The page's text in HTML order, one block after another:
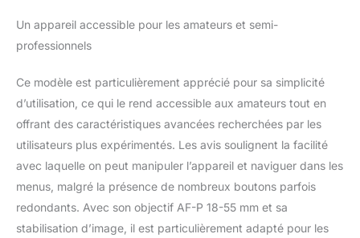
Un appareil accessible pour les amateurs et semi-
professionnels
Ce modèle est particulièrement apprécié pour sa simplicité
d’utilisation, ce qui le rend accessible aux amateurs tout en
offrant des caractéristiques avancées recherchées par les
utilisateurs plus expérimentés. Les avis soulignent la facilité
avec laquelle on peut manipuler l’appareil et naviguer dans les
menus, malgré la présence de nombreux boutons parfois
redondants. Avec son objectif AF-P 18-55 mm et sa
stabilisation d’image, il est particulièrement adapté pour les